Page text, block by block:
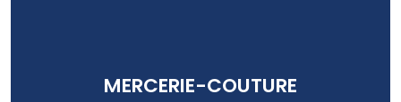
MERCERIE-COUTURE